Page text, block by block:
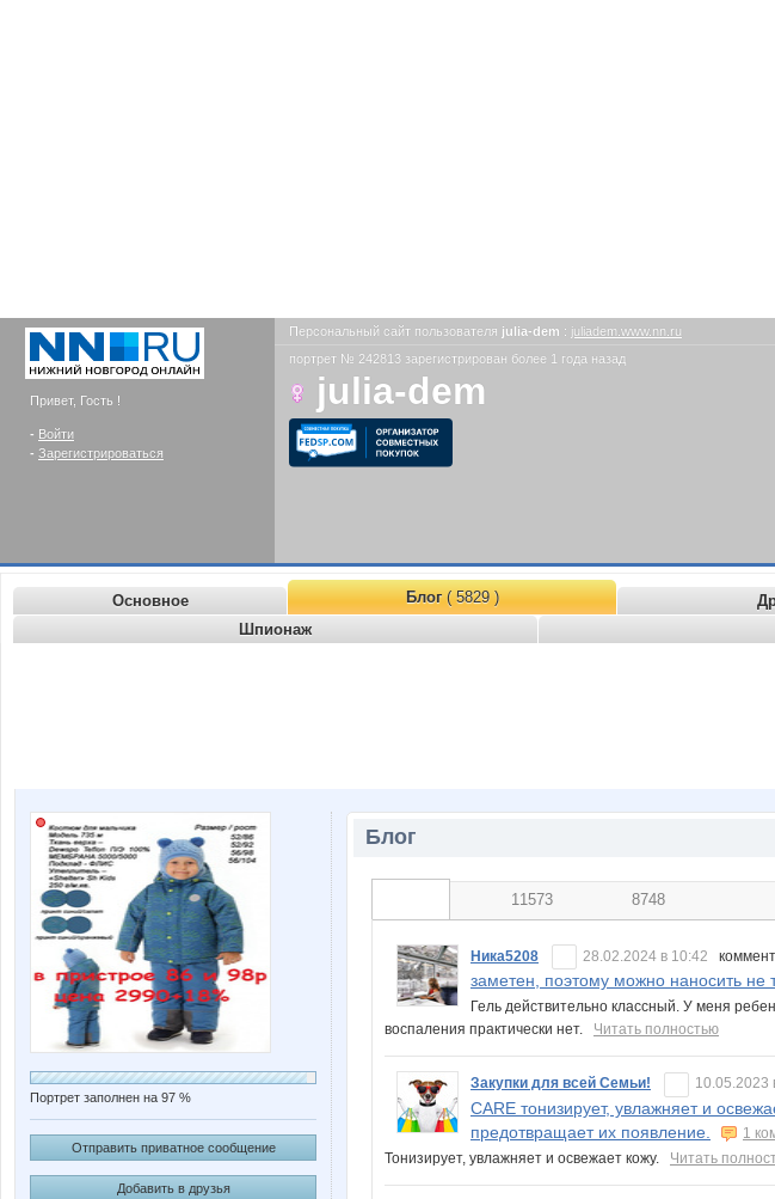
Привет, Гость !
- Войти
- Зарегистрироваться
Персональный сайт пользователя julia-dem : juliadem.www.nn.ru
портрет № 242813 зарегистрирован более 1 года назад
julia-dem
Основное Блог( 5829 )
Шпионаж
Портрет заполнен на 97 %
Отправить приватное сообщение
Добавить в друзья
Блог
11573 8748
Ника5208 28.02.2024 в 10:42
заметен, поэтому можно наносить не
Гель действительно классный. У меня
воспаления практически нет. Читать полностью
Закупки для всей Семьи! 10.05.2023
CARE тонизирует, увлажняет и
предотвращает их появление.
1
Тонизирует, увлажняет и освежает кожу. Читать